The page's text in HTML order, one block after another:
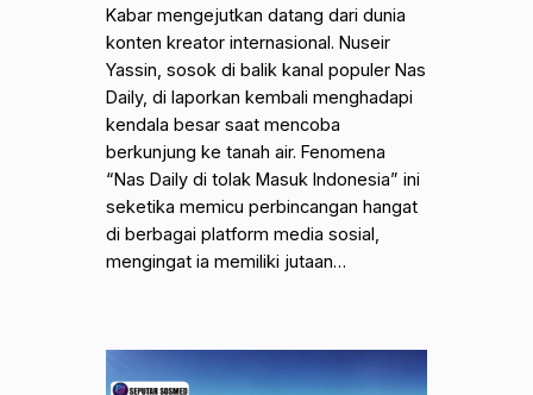
Kabar mengejutkan datang dari dunia
konten kreator internasional. Nuseir
Yassin, sosok di balik kanal populer Nas
Daily, di laporkan kembali menghadapi
kendala besar saat mencoba
berkunjung ke tanah air. Fenomena
“Nas Daily di tolak Masuk Indonesia” ini
seketika memicu perbincangan hangat
di berbagai platform media sosial,
mengingat ia memiliki jutaan…